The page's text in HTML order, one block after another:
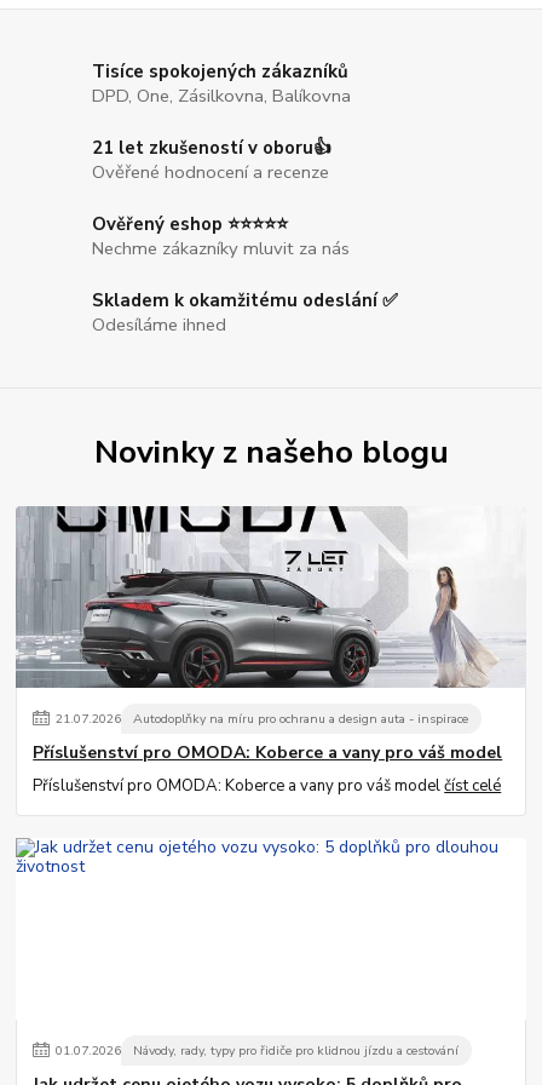
Tisíce spokojených zákazníků
DPD, One, Zásilkovna, Balíkovna
21 let zkušeností v oboru👍
Ověřené hodnocení a recenze
Ověřený eshop ⭐⭐⭐⭐⭐
Nechme zákazníky mluvit za nás
Skladem k okamžitému odeslání ✅
Odesíláme ihned
Novinky z našeho blogu
21.07.2026 Autodoplňky na míru pro ochranu a design auta - inspirace
Příslušenství pro OMODA: Koberce a vany pro váš model
Příslušenství pro OMODA: Koberce a vany pro váš modelčíst celé
01.07.2026 Návody, rady, typy pro řidiče pro klidnou jízdu a cestování